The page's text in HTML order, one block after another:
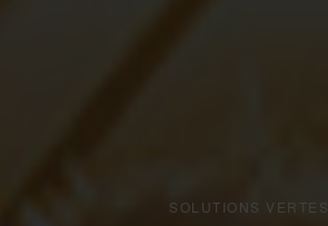
SOLUTIONS VERTES